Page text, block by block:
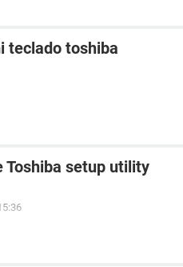
teclado toshiba
Toshiba setup utility